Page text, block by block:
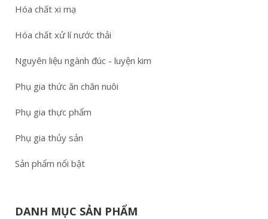
Hóa chất xi mạ
Hóa chất xử lí nước thải
Nguyên liệu ngành đúc - luyện kim
Phụ gia thức ăn chăn nuôi
Phụ gia thực phẩm
Phụ gia thủy sản
Sản phẩm nổi bật
DANH MỤC SẢN PHẨM